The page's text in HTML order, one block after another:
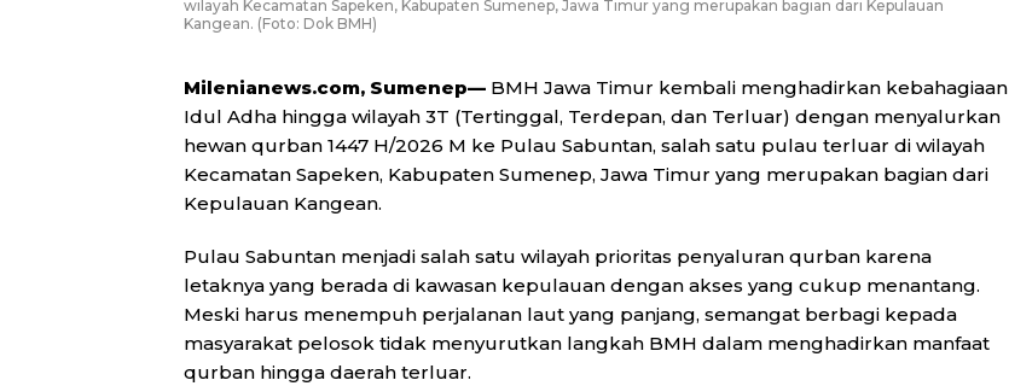
wilayah Kecamatan Sapeken, Kabupaten Sumenep, Jawa Timur yang merupakan bagian dari Kepulauan
Kangean. (Foto: Dok BMH)
Milenianews.com, Sumenep— BMH Jawa Timur kembali menghadirkan kebahagiaan
Idul Adha hingga wilayah 3T (Tertinggal, Terdepan, dan Terluar) dengan menyalurkan
hewan qurban 1447 H/2026 M ke Pulau Sabuntan, salah satu pulau terluar di wilayah
Kecamatan Sapeken, Kabupaten Sumenep, Jawa Timur yang merupakan bagian dari
Kepulauan Kangean.
Pulau Sabuntan menjadi salah satu wilayah prioritas penyaluran qurban karena
letaknya yang berada di kawasan kepulauan dengan akses yang cukup menantang.
Meski harus menempuh perjalanan laut yang panjang, semangat berbagi kepada
masyarakat pelosok tidak menyurutkan langkah BMH dalam menghadirkan manfaat
qurban hingga daerah terluar.